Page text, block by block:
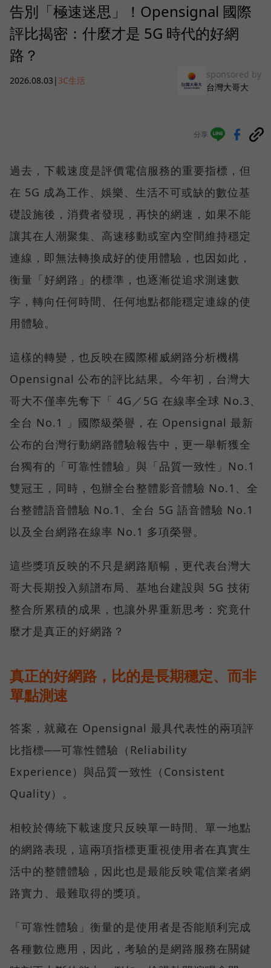
告別「極速迷思」！Opensignal 國際
評比揭密：什麼才是 5G 時代的好網
路？
2026.08.03 | 3C生活
sponsored by
台灣大哥大
分享
過去，下載速度是評價電信服務的重要指標，但
在 5G 成為工作、娛樂、生活不可或缺的數位基
礎設施後，消費者發現，再快的網速，如果不能
讓其在人潮聚集、高速移動或室內空間維持穩定
連線，即無法轉換成好的使用體驗，也因如此，
衡量「好網路」的標準，也逐漸從追求測速數
字，轉向任何時間、任何地點都能穩定連線的使
用體驗。
這樣的轉變，也反映在國際權威網路分析機構
Opensignal 公布的評比結果。今年初，台灣大
哥大不僅率先奪下「 4G／5G 在線率全球 No.3、
全台 No.1 」國際級榮譽，在 Opensignal 最新
公布的台灣行動網路體驗報告中，更一舉斬獲全
台獨有的「可靠性體驗」與「品質一致性」No.1
雙冠王，同時，包辦全台整體影音體驗 No.1、全
台整體語音體驗 No.1、全台 5G 語音體驗 No.1
以及全台網路在線率 No.1 多項榮譽。
這些獎項反映的不只是網路順暢，更代表台灣大
哥大長期投入頻譜布局、基地台建設與 5G 技術
整合所累積的成果，也讓外界重新思考：究竟什
麼才是真正的好網路？
真正的好網路，比的是長期穩定、而非
單點測速
答案，就藏在 Opensignal 最具代表性的兩項評
比指標──可靠性體驗（Reliability
Experience）與品質一致性（Consistent
Quality）。
相較於傳統下載速度只反映單一時間、單一地點
的網路表現，這兩項指標更重視使用者在真實生
活中的整體體驗，因此也是最能反映電信業者網
路實力、最難取得的獎項。
「可靠性體驗」衡量的是使用者是否能順利完成
各種數位應用，因此，考驗的是網路服務在關鍵